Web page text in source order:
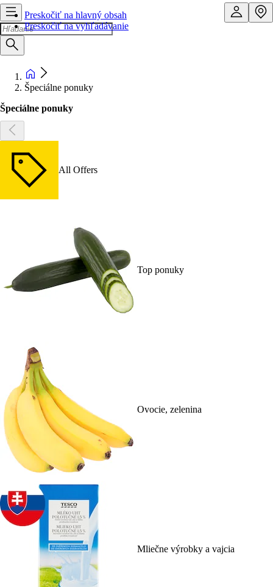
Preskočiť na hlavný obsah
Preskočiť na vyhľadávanie
Špeciálne ponuky
Špeciálne ponuky
All Offers
Top ponuky
Ovocie, zelenina
Mliečne výrobky a vajcia